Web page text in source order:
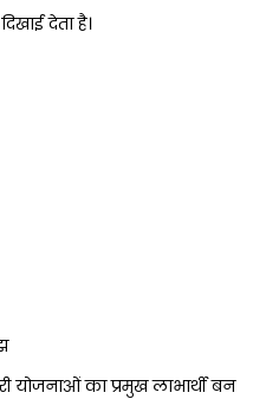
देता है।
योजनाओं का प्रमुख लाभार्थी बन